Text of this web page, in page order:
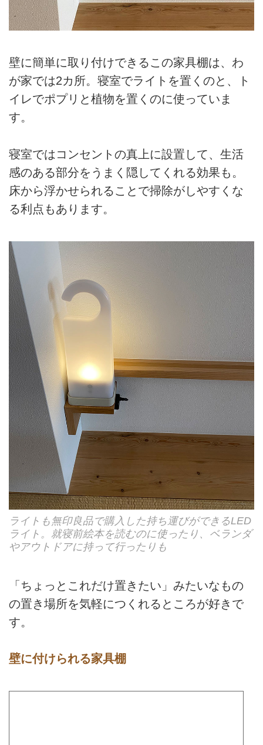
壁に簡単に取り付けできるこの家具棚は、わ
が家では2カ所。寝室でライトを置くのと、ト
イレでポプリと植物を置くのに使っていま
す。
寝室ではコンセントの真上に設置して、生活
感のある部分をうまく隠してくれる効果も。
床から浮かせられることで掃除がしやすくな
る利点もあります。
ライトも無印良品で購入した持ち運びができるLED
ライト。就寝前絵本を読むのに使ったり、ベランダ
やアウトドアに持って行ったりも
「ちょっとこれだけ置きたい」みたいなもの
の置き場所を気軽につくれるところが好きで
す。
壁に付けられる家具棚